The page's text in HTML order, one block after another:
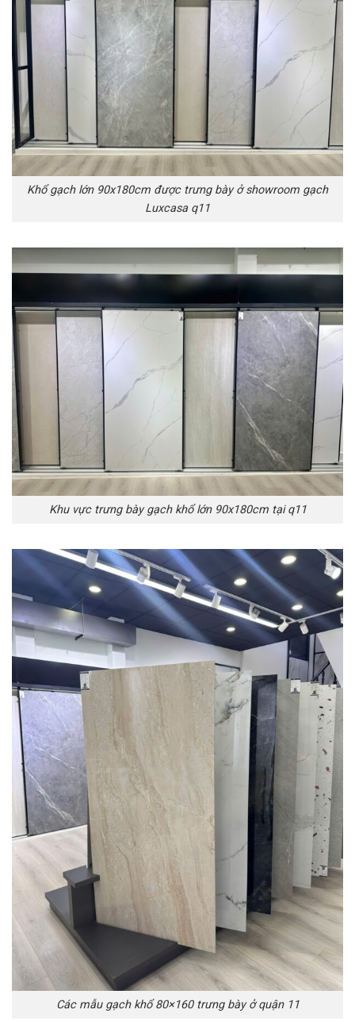
Khổ gạch lớn 90x180cm được trưng bày ở showroom gạch
Luxcasa q11
Khu vực trưng bày gạch khổ lớn 90x180cm tại q11
Các mẫu gạch khổ 80×160 trưng bày ở quận 11